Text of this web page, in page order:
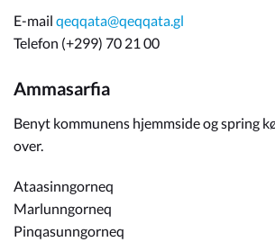
E-mail qeqqata@qeqqata.gl
Telefon (+299) 70 21 00
Ammasarfia
Benyt kommunens hjemmside og spring
over.
Ataasinngorneq
Marlunngorneq
Pinqasunngorneq